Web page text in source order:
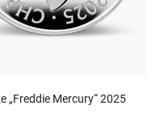
„Freddie Mercury“ 2025